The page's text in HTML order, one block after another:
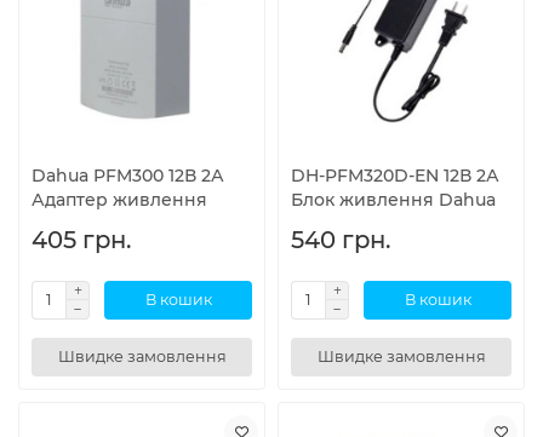
Dahua PFM300 12В 2А
Адаптер живлення
405 грн.
В кошик
Швидке замовлення
DH-PFM320D-EN 12В 2А
Блок живлення Dahua
540 грн.
В кошик
Швидке замовлення